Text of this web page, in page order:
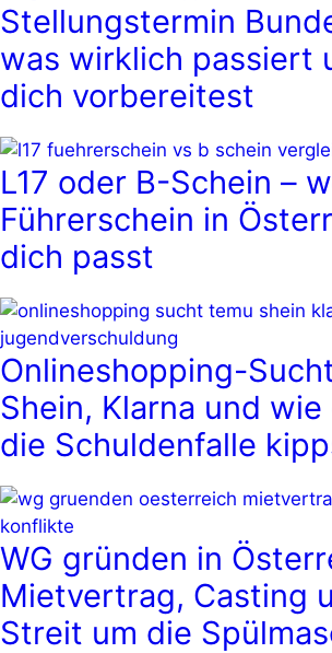
Stellungstermin
was wirklich passiert
dich vorbereitest
L17 oder B-Schein –
Führerschein in
dich passt
Onlineshopping-
Shein, Klarna und
die Schuldenfalle
WG gründen in
Mietvertrag, Casting
Streit um die